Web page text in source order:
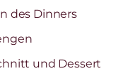
des Dinners
und Dessert